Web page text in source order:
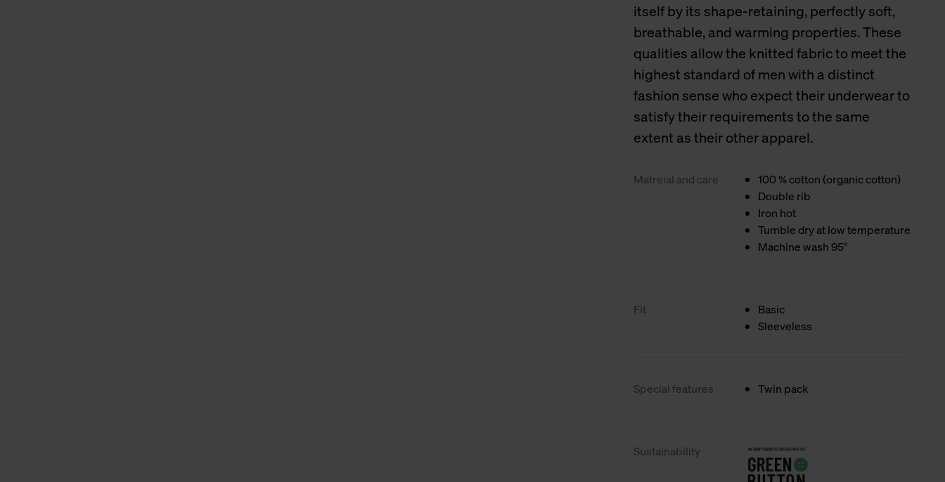
itself by its shape-retaining, perfectly soft,
breathable, and warming properties. These
qualities allow the knitted fabric to meet the
highest standard of men with a distinct
fashion sense who expect their underwear to
satisfy their requirements to the same
extent as their other apparel.
Matreial and care
100 % cotton (organic cotton)
Double rib
Iron hot
Tumble dry at low temperature
Machine wash 95°
Fit
Basic
Sleeveless
Special features Twin pack
Sustainability